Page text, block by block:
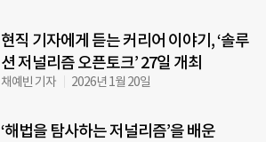
현직 기자에게 듣는 커리어 이야기, ‘솔루
션 저널리즘 오픈토크’ 27일 개최
채예빈 기자 2026년 1월 20일
‘해법을 탐사하는 저널리즘’을 배운